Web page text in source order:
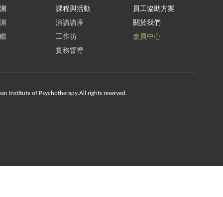
課程與活動
演講講座
工作坊
實務督導
員工協助方案
關於我們
會員中心
Institute of Psychotherapy.All rights reserved.